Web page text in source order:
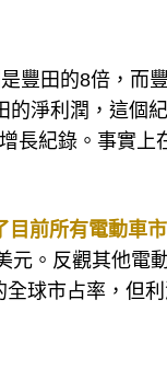
豐田的8倍，而
的淨利潤，這個
長紀錄。事實上
前所有電動車
元。反觀其他電
球市占率，但